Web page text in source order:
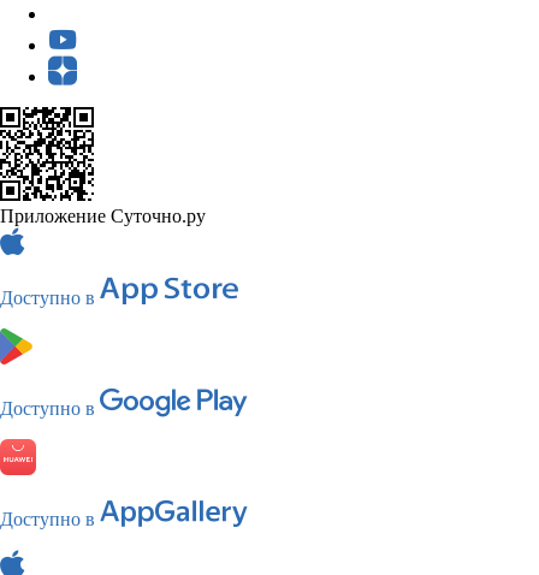
Приложение Суточно.ру
Доступно в
Доступно в
Доступно в